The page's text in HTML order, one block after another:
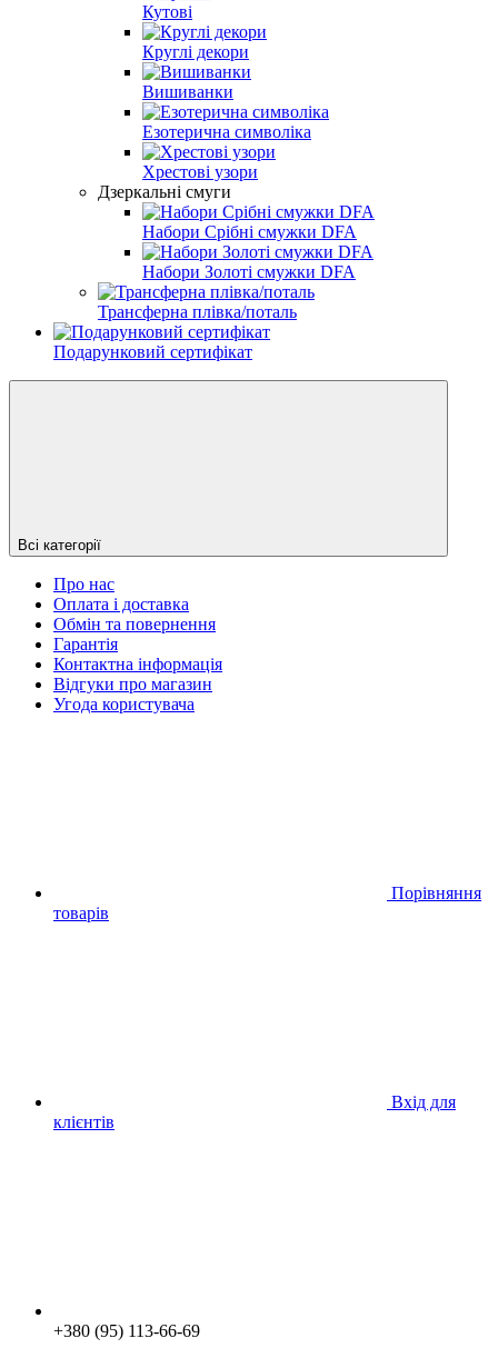
Кутові
Круглі декори
Вишиванки
Езотерична символіка
Хрестові узори
Дзеркальні смуги
Набори Срібні смужки DFA
Набори Золоті смужки DFA
Трансферна плівка/поталь
Подарунковий сертифікат
Всі категорії
Про нас
Оплата і доставка
Обмін та повернення
Гарантія
Контактна інформація
Відгуки про магазин
Угода користувача
Порівняння
товарів
Вхід для
клієнтів
+380 (95) 113-66-69